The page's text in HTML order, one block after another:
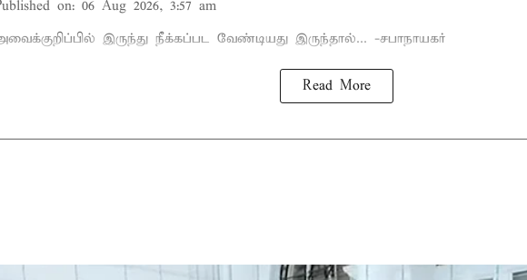
on: 06 Aug 2026, 3:57 am
இருந்து நீக்கப்பட வேண்டியது இருந்தால்... -சபாநாயகர்
Read More